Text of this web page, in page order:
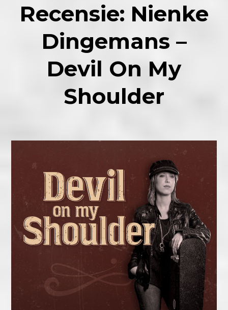
Recensie: Nienke
Dingemans –
Devil On My
Shoulder